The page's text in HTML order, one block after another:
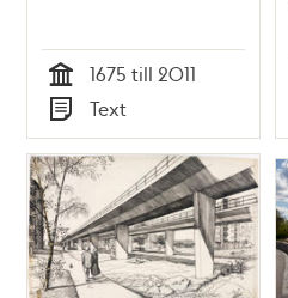
Tid
1675 till 2011
Typ
Text